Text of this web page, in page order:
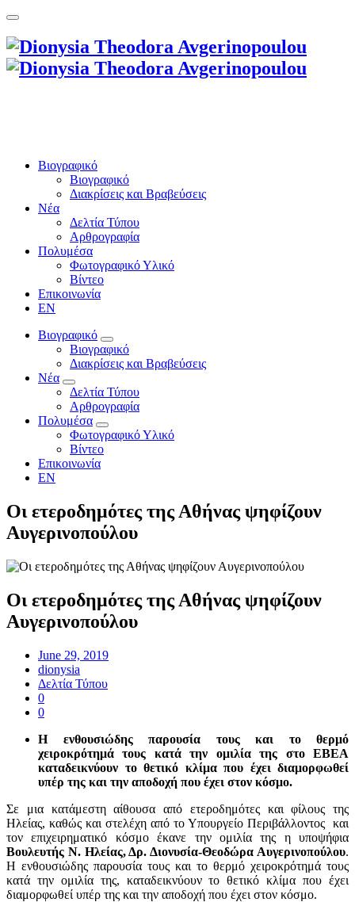
Βιογραφικό
Βιογραφικό
Διακρίσεις και Βραβεύσεις
Νέα
Δελτία Τύπου
Αρθρογραφία
Πολυμέσα
Φωτογραφικό Υλικό
Βίντεο
Επικοινωνία
EN
Βιογραφικό
Βιογραφικό
Διακρίσεις και Βραβεύσεις
Νέα
Δελτία Τύπου
Αρθρογραφία
Πολυμέσα
Φωτογραφικό Υλικό
Βίντεο
Επικοινωνία
EN
Οι ετεροδημότες της Αθήνας ψηφίζουν
Αυγερινοπούλου
Οι ετεροδημότες της Αθήνας ψηφίζουν
Αυγερινοπούλου
June 29, 2019
dionysia
Δελτία Τύπου
0
0
Η ενθουσιώδης παρουσία τους και το θερμό
χειροκρότημά τους κατά την ομιλία της στο ΕΒΕΑ
καταδεικνύουν το θετικό κλίμα που έχει διαμορφωθεί
υπέρ της και την αποδοχή που έχει στον κόσμο.
Σε μια κατάμεστη αίθουσα από ετεροδημότες και φίλους της
Ηλείας, καθώς και στελέχη από το Υπουργείο Περιβάλλοντος και
τον επιχειρηματικό κόσμο έκανε την ομιλία της η υποψήφια
Βουλευτής Ν. Ηλείας, Δρ. Διονυσία-Θεοδώρα Αυγερινοπούλου.
Η ενθουσιώδης παρουσία τους και το θερμό χειροκρότημά τους
κατά την ομιλία της, καταδεικνύουν το θετικό κλίμα που έχει
διαμορφωθεί υπέρ της και την αποδοχή που έχει στον κόσμο.